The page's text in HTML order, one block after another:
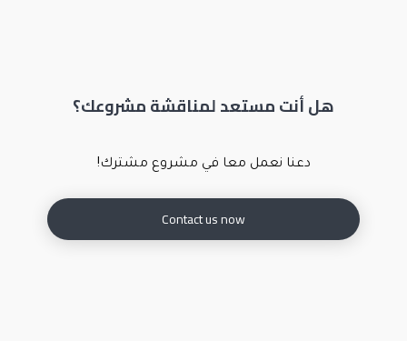
هل أنت مستعد لمناقشة مشروعك؟
دعنا نعمل معا في مشروع مشترك!
Contact us now